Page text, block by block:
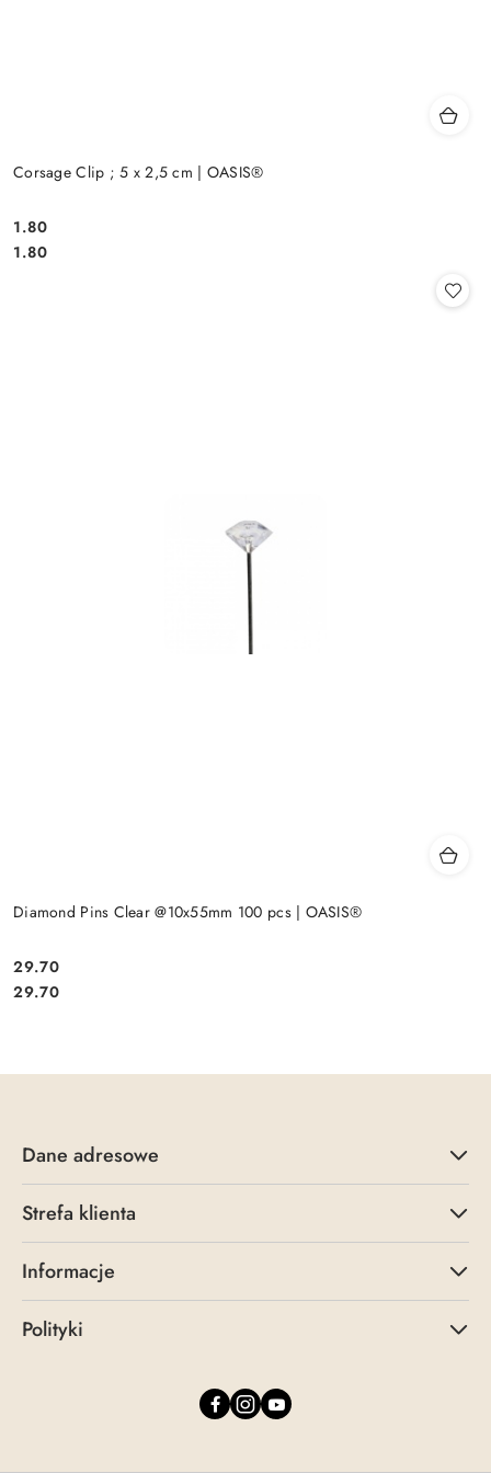
Corsage Clip ; 5 x 2,5 cm | OASIS®
Cena:
1.80
Cena:
1.80
Diamond Pins Clear @10x55mm 100 pcs | OASIS®
Cena:
29.70
Cena:
29.70
Dane adresowe
Strefa klienta
Informacje
Polityki